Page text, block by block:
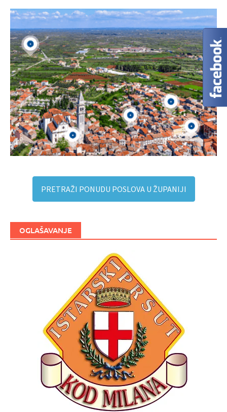
PRETRAŽI PONUDU POSLOVA U ŽUPANIJI
OGLAŠAVANJE